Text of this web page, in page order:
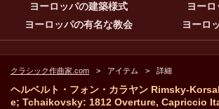
ヨーロッパの建築様式
ヨー
ヨーロッパの有名な教会
ヨーロ
クラシック作曲家.com アイテム 詳細
ヘルベルト・フォン・カラヤン Rimsky-
e; Tchaikovsky: 1812 Overture, Capriccio